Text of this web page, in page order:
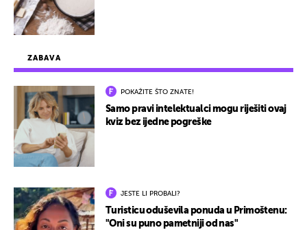
ZABAVA
POKAŽITE ŠTO ZNATE!
Samo pravi intelektualci mogu riješiti ovaj
kviz bez ijedne pogreške
JESTE LI PROBALI?
Turisticu oduševila ponuda u Primoštenu:
"Oni su puno pametniji od nas"